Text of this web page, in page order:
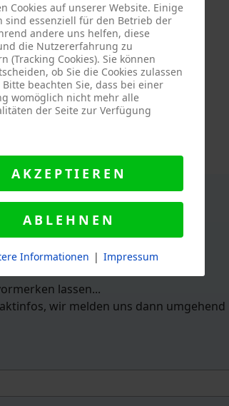
einen schnellen Rückruf an.
lassen...
wir melden uns dann umgehend
Cookies auf unserer Website. Einige
sind essenziell für den Betrieb der
andere uns helfen, diese
die Nutzererfahrung zu
(Tracking Cookies). Sie können
ob Sie die Cookies zulassen
beachten Sie, dass bei einer
womöglich nicht mehr alle
der Seite zur Verfügung
AKZEPTIEREN
ABLEHNEN
Informationen | Impressum